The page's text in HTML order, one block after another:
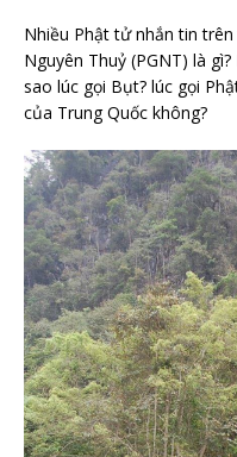
Nhiều Phật tử nhắn tin
Nguyên Thuỷ (PGNT) là
sao lúc gọi Bụt? lúc gọi
của Trung Quốc không?